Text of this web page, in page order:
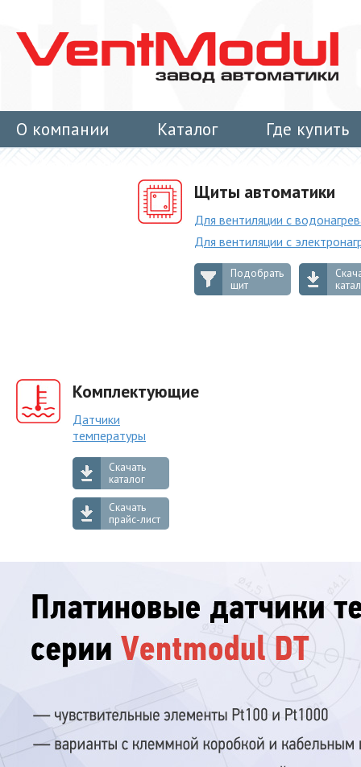
О компании Каталог
Где купить
Щиты автоматики
Для вентиляции с
Для вентиляции с
Подобрать
щит
Комплектующие
Датчики
температуры
Скачать
каталог
Скачать
прайс-лист